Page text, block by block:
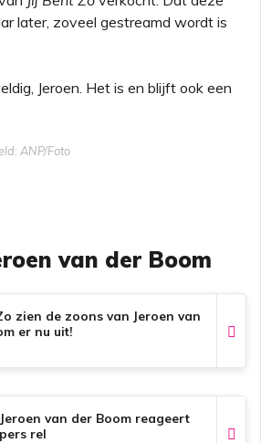
later, zoveel gestreamd wordt is
Jeroen. Het is en blijft ook een
ANP/Foto
van der Boom
zien de zoons van Jeroen van
er nu uit!
Jeroen van der Boom reageert
rel